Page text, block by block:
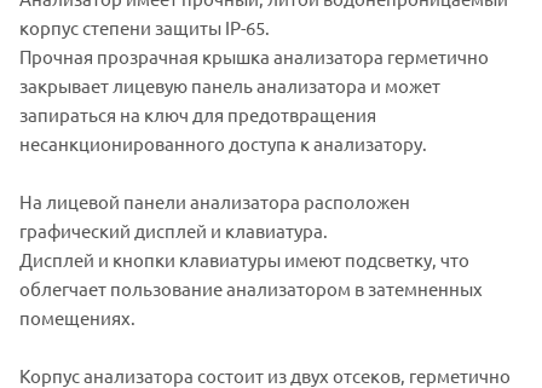
корпус степени защиты IP-65.
Прочная прозрачная крышка анализатора герметично
закрывает лицевую панель анализатора и может
запираться на ключ для предотвращения
несанкционированного доступа к анализатору.
На лицевой панели анализатора расположен
графический дисплей и клавиатура.
Дисплей и кнопки клавиатуры имеют подсветку, что
облегчает пользование анализатором в затемненных
помещениях.
Корпус анализатора состоит из двух отсеков, герметично